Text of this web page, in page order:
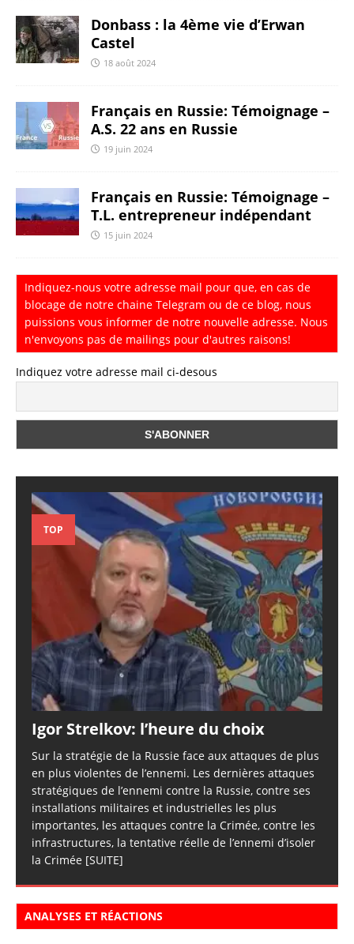
Donbass : la 4ème vie d’Erwan
Castel
18 août 2024
Français en Russie: Témoignage –
A.S. 22 ans en Russie
19 juin 2024
Français en Russie: Témoignage –
T.L. entrepreneur indépendant
15 juin 2024
Indiquez-nous votre adresse mail pour que, en cas de
blocage de notre chaine Telegram ou de ce blog, nous
puissions vous informer de notre nouvelle adresse. Nous
n'envoyons pas de mailings pour d'autres raisons!
Indiquez votre adresse mail ci-desous
TOP
Igor Strelkov: l’heure du choix
Sur la stratégie de la Russie face aux attaques de plus
en plus violentes de l’ennemi. Les dernières attaques
stratégiques de l’ennemi contre la Russie, contre ses
installations militaires et industrielles les plus
importantes, les attaques contre la Crimée, contre les
infrastructures, la tentative réelle de l’ennemi d’isoler
la Crimée [SUITE]
ANALYSES ET RÉACTIONS